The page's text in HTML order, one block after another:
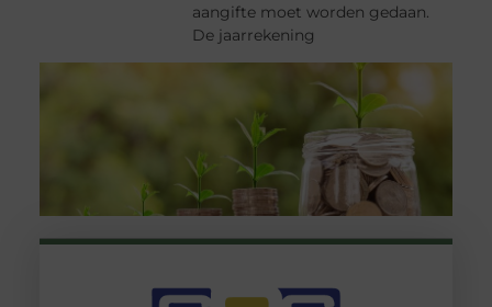
aangifte moet worden gedaan.
De jaarrekening